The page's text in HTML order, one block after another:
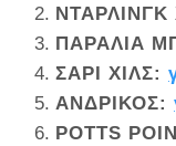
ΠΑΡΑΛΙΑ
ΣΆΡΙ ΧΙΛΣ:
ΑΝΔΡΙΚΟΣ:
POTTS